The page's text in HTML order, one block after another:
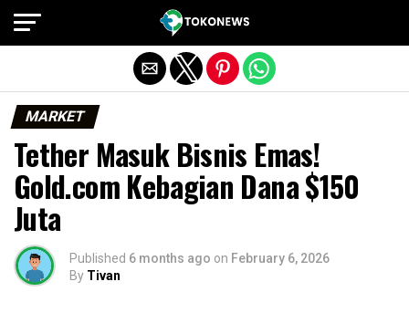
MARKET
Tether Masuk Bisnis Emas!
Gold.com Kebagian Dana $150
Juta
Published 6 months ago on February 6, 2026
By Tivan
Exit mobile version